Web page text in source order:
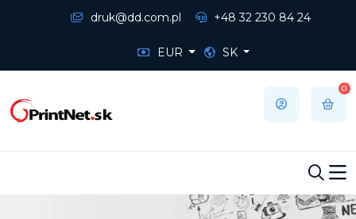
druk@dd.com.pl +48 32 230 84 24
EUR SK
0